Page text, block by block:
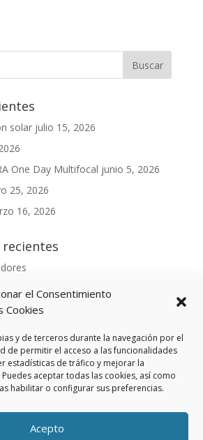
el Consentimiento
Cookies
y de terceros durante la navegación por el
de permitir el acceso a las funcionalidades
estadísticas de tráfico y mejorar la
aceptar todas las cookies, así como
habilitar o configurar sus preferencias.
Acepto
solar julio 15, 2026
One Day Multifocal junio 5, 2026
25, 2026
16, 2026
al buen tiempo
Política de privacidad
de cookies (UE)
privacidad RSS